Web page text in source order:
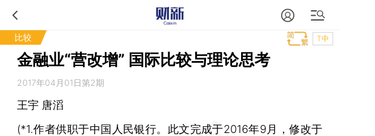
比较 T中
金融业“营改增” 国际比较与理论思考
2017年04月01日第2期
王宇 唐滔
(*1.作者供职于中国人民银行。此文完成于2016年9月，修改于